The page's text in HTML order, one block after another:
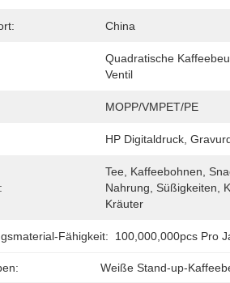
China
Quadratische
Ventil
MOPP/VMPET/PE
HP Digitaldruck,
Tee, Kaffeebohnen,
Nahrung, Süßigkeiten,
Kräuter
Fähigkeit: 100,000,000pcs Pro
Weiße Stand-up-